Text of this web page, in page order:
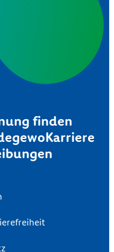
finden
Karriere